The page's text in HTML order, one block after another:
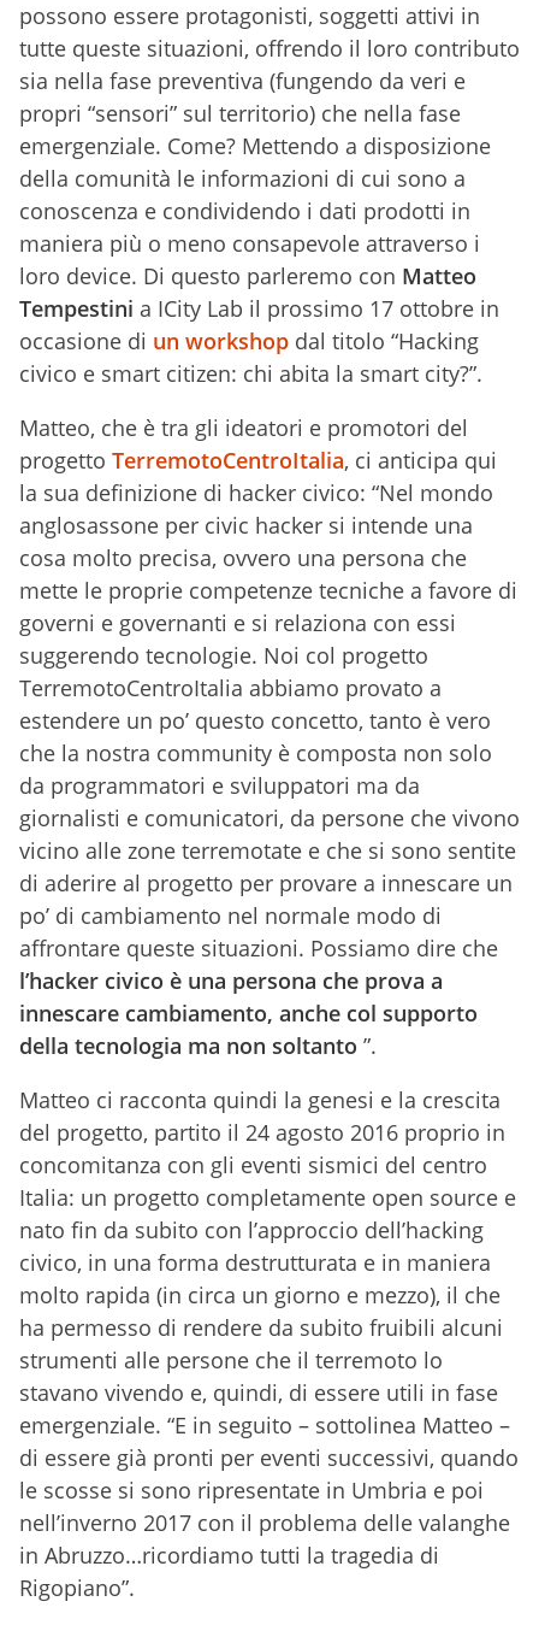
possono essere protagonisti, soggetti attivi in
tutte queste situazioni, offrendo il loro contributo
sia nella fase preventiva (fungendo da veri e
propri “sensori” sul territorio) che nella fase
emergenziale. Come? Mettendo a disposizione
della comunità le informazioni di cui sono a
conoscenza e condividendo i dati prodotti in
maniera più o meno consapevole attraverso i
loro device. Di questo parleremo con Matteo
Tempestini a ICity Lab il prossimo 17 ottobre in
occasione di un workshop dal titolo “Hacking
civico e smart citizen: chi abita la smart city?”.
Matteo, che è tra gli ideatori e promotori del
progetto TerremotoCentroItalia, ci anticipa qui
la sua definizione di hacker civico: “Nel mondo
anglosassone per civic hacker si intende una
cosa molto precisa, ovvero una persona che
mette le proprie competenze tecniche a favore di
governi e governanti e si relaziona con essi
suggerendo tecnologie. Noi col progetto
TerremotoCentroItalia abbiamo provato a
estendere un po’ questo concetto, tanto è vero
che la nostra community è composta non solo
da programmatori e sviluppatori ma da
giornalisti e comunicatori, da persone che vivono
vicino alle zone terremotate e che si sono sentite
di aderire al progetto per provare a innescare un
po’ di cambiamento nel normale modo di
affrontare queste situazioni. Possiamo dire che
l’hacker civico è una persona che prova a
innescare cambiamento, anche col supporto
della tecnologia ma non soltanto ”.
Matteo ci racconta quindi la genesi e la crescita
del progetto, partito il 24 agosto 2016 proprio in
concomitanza con gli eventi sismici del centro
Italia: un progetto completamente open source e
nato fin da subito con l’approccio dell’hacking
civico, in una forma destrutturata e in maniera
molto rapida (in circa un giorno e mezzo), il che
ha permesso di rendere da subito fruibili alcuni
strumenti alle persone che il terremoto lo
stavano vivendo e, quindi, di essere utili in fase
emergenziale. “E in seguito – sottolinea Matteo –
di essere già pronti per eventi successivi, quando
le scosse si sono ripresentate in Umbria e poi
nell’inverno 2017 con il problema delle valanghe
in Abruzzo…ricordiamo tutti la tragedia di
Rigopiano”.